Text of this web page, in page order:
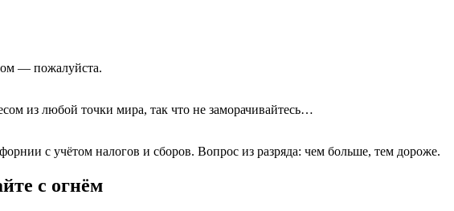
— пожалуйста.
из любой точки мира, так что не заморачивайтесь…
с учётом налогов и сборов. Вопрос из разряда: чем больше, тем дороже.
с огнём